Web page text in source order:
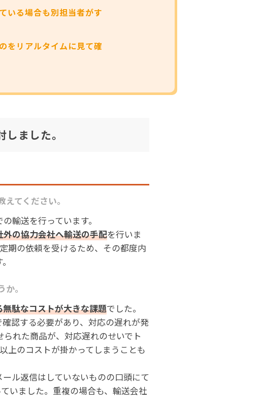
いる場合も別担当者がす
をリアルタイムに見て確
ました。
てください。
輸送を行っています。
の協力会社へ輸送の手配を行いま
期の依頼を受けるため、その都度内
。
駄なコストが大きな課題でした。
認する必要があり、対応の遅れが発
れた商品が、対応遅れのせいでト
上のコストが掛かってしまうことも
ル返信はしていないものの口頭にて
いました。重複の場合も、輸送会社